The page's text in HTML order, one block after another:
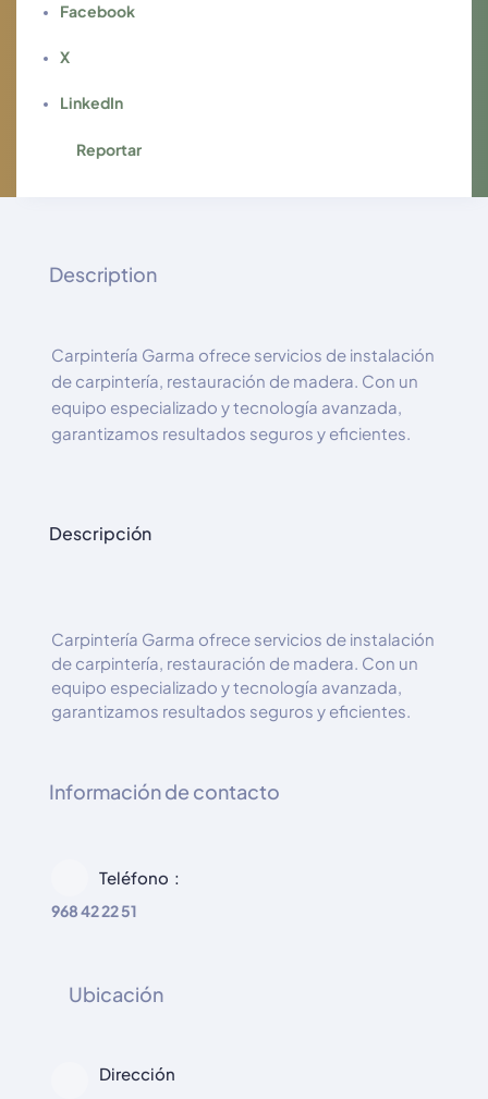
Facebook
X
LinkedIn
Reportar
Description
Carpintería Garma ofrece servicios de instalación
de carpintería, restauración de madera. Con un
equipo especializado y tecnología avanzada,
garantizamos resultados seguros y eficientes.
Descripción
Carpintería Garma ofrece servicios de instalación
de carpintería, restauración de madera. Con un
equipo especializado y tecnología avanzada,
garantizamos resultados seguros y eficientes.
Información de contacto
Teléfono
968 42 22 51
Ubicación
Dirección